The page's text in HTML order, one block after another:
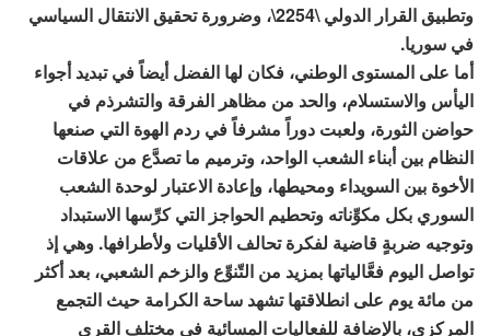
وتطبيق القرار الدولي \2254\، وضرورة تحقيق الانتقال السياسي
في سوريا.
أما على المستوى الوطني، فكان لها الفضل أيضاً في تبديد أجواء
اليأس والاستسلام، والحد من مظاهر الفرقة والتشرذم في
حواضن الثورة، ولعبت دوراً مشرفاً في ردم الهوة التي صنعها
النظام بين أبناء الشعب الواحد، وترميم ما تصدَّع من علاقات
الأخوة بين السويداء ومحيطها، وإعادة الاعتبار لوحدة الشعب
السوري بكل مكوِّناته وتحطيم الحواجز التي كرِّسها الاستبداد
وتوجيه ضربةٍ قاضية لفكرة تحالف الأقليات ولأطرافها. وهي إذ
تواصل اليوم فعَّالياتها بمزيد من التّنوِّع والزخم الشعبي، بعد أكثر
من مائة يوم على انطلاقتها تشهد ساحة الكرامة حيث التجمع
المركزي، بالإضافة للفعاليات المسائية في مختلف القرى